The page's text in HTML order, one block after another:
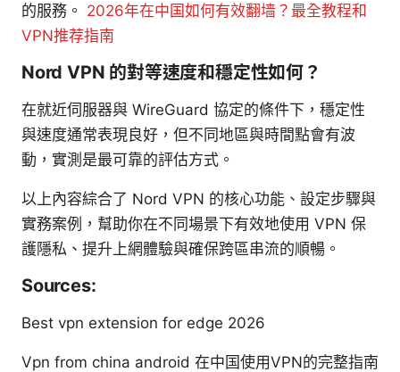
的服務。 2026年在中国如何有效翻墙？最全教程和
VPN推荐指南
Nord VPN 的對等速度和穩定性如何？
在就近伺服器與 WireGuard 協定的條件下，穩定性
與速度通常表現良好，但不同地區與時間點會有波
動，實測是最可靠的評估方式。
以上內容綜合了 Nord VPN 的核心功能、設定步驟與
實務案例，幫助你在不同場景下有效地使用 VPN 保
護隱私、提升上網體驗與確保跨區串流的順暢。
Sources:
Best vpn extension for edge 2026
Vpn from china android 在中国使用VPN的完整指南